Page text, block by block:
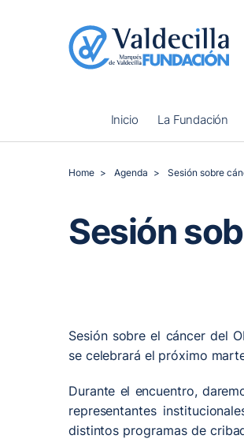
Inicio La Fundación
Home Agenda Sesión sobre
Sesión
Sesión sobre el cáncer del
se celebrará el próximo
Durante el encuentro,
representantes
distintos programas de